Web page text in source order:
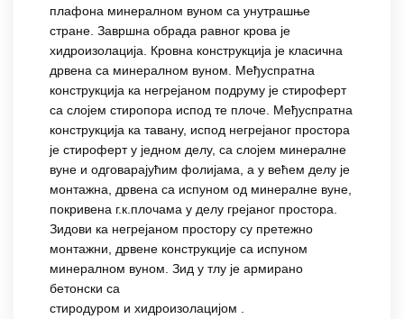
плафона минералном вуном са унутрашње
стране. Завршна обрада равног крова је
хидроизолација. Кровна конструкција је класична
дрвена са минералном вуном. Међуспратна
конструкција ка негрејаном подруму је стироферт
са слојем стиропора испод те плоче. Међуспратна
конструкција ка тавану, испод негрејаног простора
је стироферт у једном делу, са слојем минералне
вуне и одговарајућим фолијама, а у већем делу је
монтажна, дрвена са испуном од минералне вуне,
покривена г.к.плочама у делу грејаног простора.
Зидови ка негрејаном простору су претежно
монтажни, дрвене конструкције са испуном
минералном вуном. Зид у тлу је армирано
бетонски са
стиродуром и хидроизолацијом .